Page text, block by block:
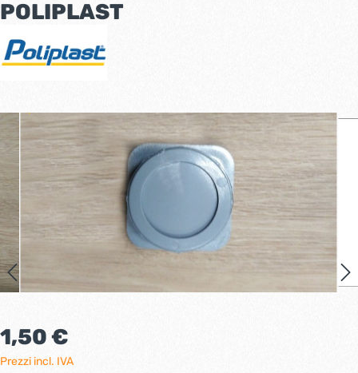
POLIPLAST
1,50 €
Prezzi incl. IVA